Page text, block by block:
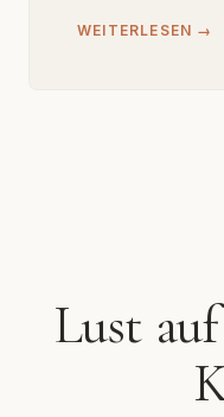
WEITERLESEN →
Lust